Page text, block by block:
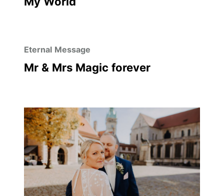
Eternal Message
Mr & Mrs Magic forever